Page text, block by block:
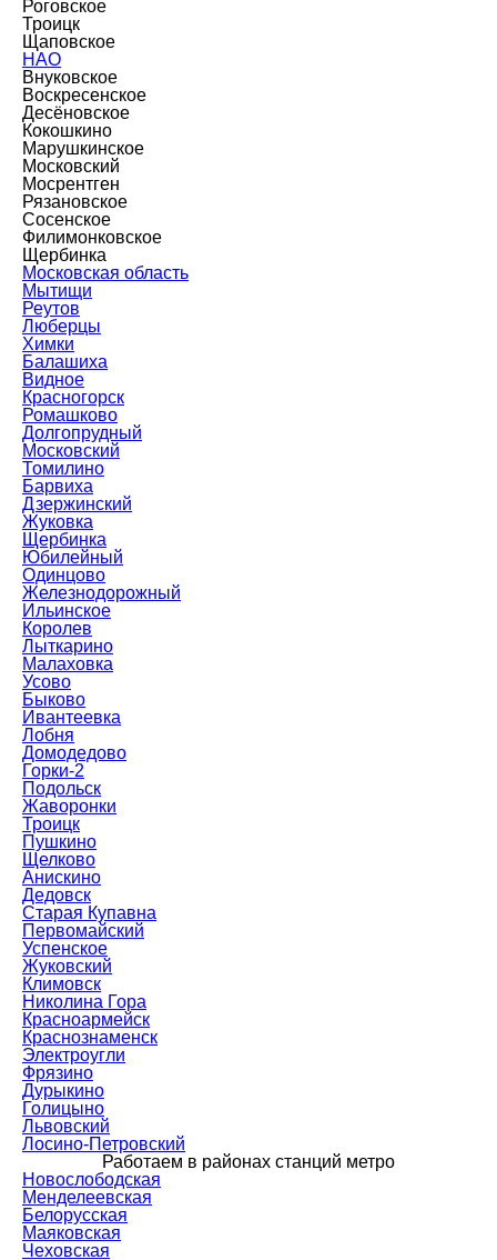
Роговское
Троицк
Щаповское
НАО
Внуковское
Воскресенское
Десёновское
Кокошкино
Марушкинское
Московский
Мосрентген
Рязановское
Сосенское
Филимонковское
Щербинка
Московская область
Мытищи
Реутов
Люберцы
Химки
Балашиха
Видное
Красногорск
Ромашково
Долгопрудный
Московский
Томилино
Барвиха
Дзержинский
Жуковка
Щербинка
Юбилейный
Одинцово
Железнодорожный
Ильинское
Королев
Лыткарино
Малаховка
Усово
Быково
Ивантеевка
Лобня
Домодедово
Горки-2
Подольск
Жаворонки
Троицк
Пушкино
Щелково
Анискино
Дедовск
Старая Купавна
Первомайский
Успенское
Жуковский
Климовск
Николина Гора
Красноармейск
Краснознаменск
Электроугли
Фрязино
Дурыкино
Голицыно
Львовский
Лосино-Петровский
Работаем в районах станций метро
Новослободская
Менделеевская
Белорусская
Маяковская
Чеховская